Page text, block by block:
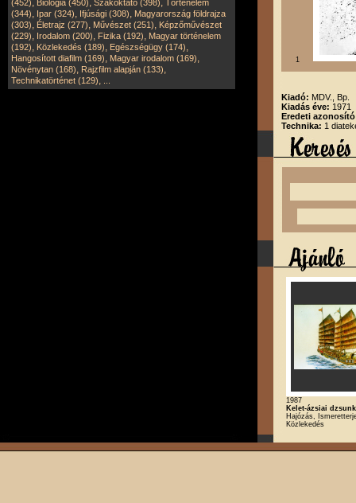
(452), Biológia (450), Szakoktató (398), Történelem
(344), Ipar (324), Ifjúsági (308), Magyarország földrajza
(303), Életrajz (277), Művészet (251), Képzőművészet
(229), Irodalom (200), Fizika (192), Magyar történelem
(192), Közlekedés (189), Egészségügy (174),
Hangosított diafilm (169), Magyar irodalom (169),
Növénytan (168), Rajzfilm alapján (133),
Technikatörténet (129),
1
Kiadó: MDV., Bp.
Kiadás éve: 1971
Eredeti
Technika: 1
1987
Kelet-ázsiai
Hajózás,
Közlekedés